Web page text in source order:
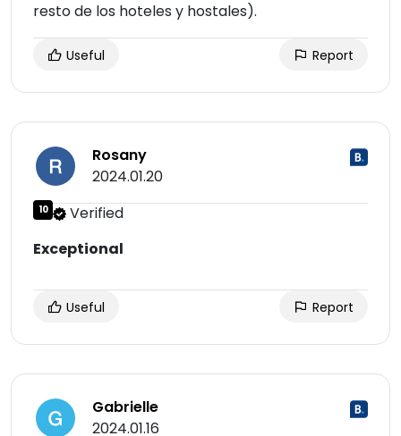
resto de los hoteles y hostales).
Useful Report
Rosany
2024.01.20
10
Verified
Exceptional
Useful Report
Gabrielle
2024.01.16